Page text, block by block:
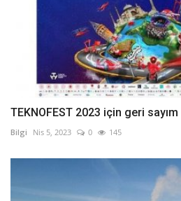
TEKNOFEST 2023 için geri sayım
Bilgi Nis 5, 2023 0 145